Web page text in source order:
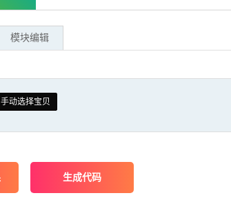
模块编辑
手动选择宝贝